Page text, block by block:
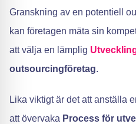
Granskning av en potentiell
kan företagen mäta sin
att välja en lämplig
outsourcingföretag.
Lika viktigt är det att anställa
att övervaka Process för